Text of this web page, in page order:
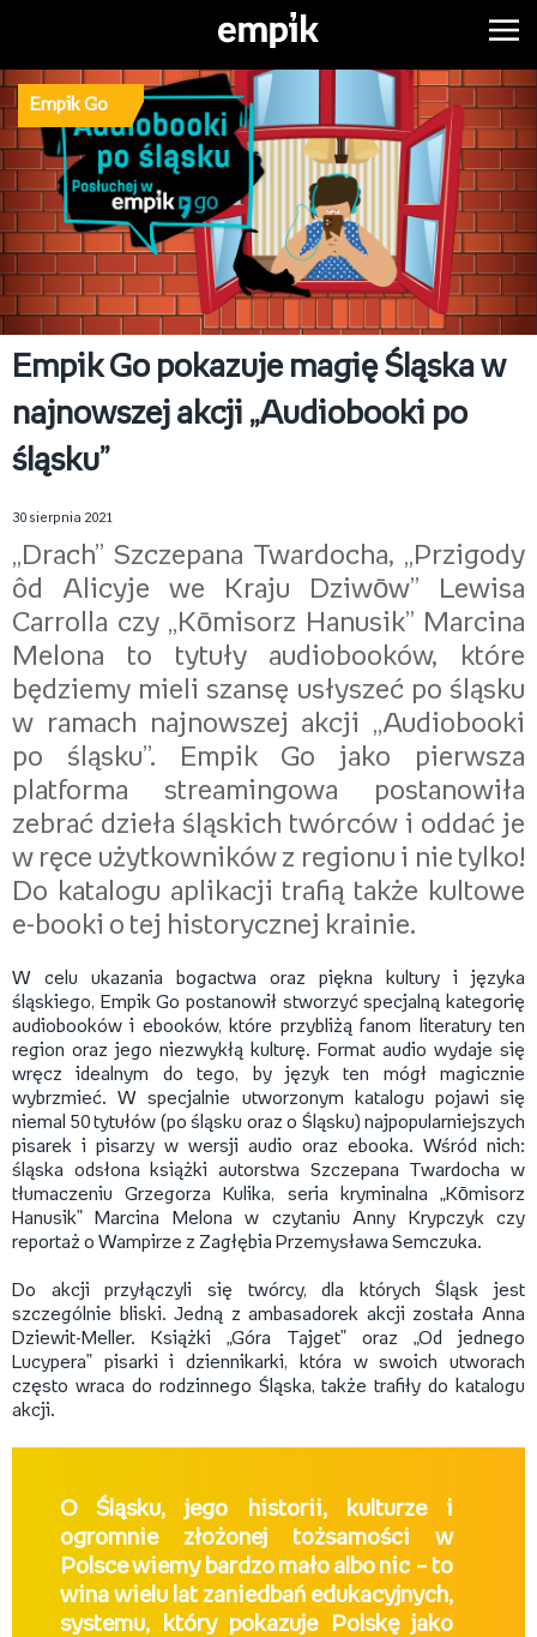
Empik Go
Empik Go pokazuje magię Śląska w
najnowszej akcji „Audiobooki po
śląsku”
30 sierpnia 2021
„Drach” Szczepana Twardocha, „Przigody
ôd Alicyje we Kraju Dziwōw” Lewisa
Carrolla czy „Kōmisorz Hanusik” Marcina
Melona to tytuły audiobooków, które
będziemy mieli szansę usłyszeć po śląsku
w ramach najnowszej akcji „Audiobooki
po śląsku”. Empik Go jako pierwsza
platforma streamingowa postanowiła
zebrać dzieła śląskich twórców i oddać je
w ręce użytkowników z regionu i nie tylko!
Do katalogu aplikacji trafią także kultowe
e-booki o tej historycznej krainie.
W celu ukazania bogactwa oraz piękna kultury i języka
śląskiego, Empik Go postanowił stworzyć specjalną kategorię
audiobooków i ebooków, które przybliżą fanom literatury ten
region oraz jego niezwykłą kulturę. Format audio wydaje się
wręcz idealnym do tego, by język ten mógł magicznie
wybrzmieć. W specjalnie utworzonym katalogu pojawi się
niemal 50 tytułów (po śląsku oraz o Śląsku) najpopularniejszych
pisarek i pisarzy w wersji audio oraz ebooka. Wśród nich:
śląska odsłona książki autorstwa Szczepana Twardocha w
tłumaczeniu Grzegorza Kulika, seria kryminalna „Kōmisorz
Hanusik” Marcina Melona w czytaniu Anny Krypczyk czy
reportaż o Wampirze z Zagłębia Przemysława Semczuka.
Do akcji przyłączyli się twórcy, dla których Śląsk jest
szczególnie bliski. Jedną z ambasadorek akcji została Anna
Dziewit-Meller. Książki „Góra Tajget” oraz „Od jednego
Lucypera” pisarki i dziennikarki, która w swoich utworach
często wraca do rodzinnego Śląska, także trafiły do katalogu
akcji.
O Śląsku, jego historii, kulturze i
ogromnie złożonej tożsamości w
Polsce wiemy bardzo mało albo nic – to
wina wielu lat zaniedbań edukacyjnych,
systemu, który pokazuje Polskę jako